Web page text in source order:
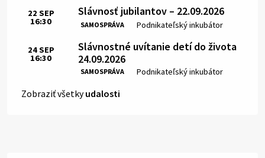
Slávnosť jubilantov – 22.09.2026
SAMOSPRÁVA Miesto:
Podnikateľský inkubátor
Čas:
22 SEP
16:30
Slávnostné uvítanie detí do života
24.09.2026
SAMOSPRÁVA Miesto:
Podnikateľský inkubátor
Čas:
24SEP
16:30
Zobraziť všetkyudalosti